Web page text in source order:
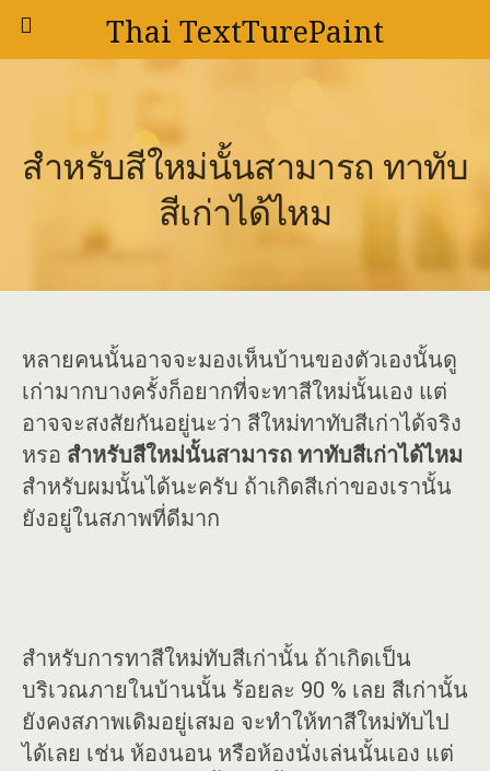
Thai TextTurePaint
สำหรับสีใหม่นั้นสามารถ ทาทับ
สีเก่าได้ไหม
หลายคนนั้นอาจจะมองเห็นบ้านของตัวเองนั้นดู
เก่ามากบางครั้งก็อยากที่จะทาสีใหม่นั้นเอง แต่
อาจจะสงสัยกันอยู่นะว่า สีใหม่ทาทับสีเก่าได้จริง
หรอ สำหรับสีใหม่นั้นสามารถ ทาทับสีเก่าได้ไหม
สำหรับผมนั้นได้นะครับ ถ้าเกิดสีเก่าของเรานั้น
ยังอยู่ในสภาพที่ดีมาก
สำหรับการทาสีใหม่ทับสีเก่านั้น ถ้าเกิดเป็น
บริเวณภายในบ้านนั้น ร้อยละ 90 % เลย สีเก่านั้น
ยังคงสภาพเดิมอยู่เสมอ จะทำให้ทาสีใหม่ทับไป
ได้เลย เช่น ห้องนอน หรือห้องนั่งเล่นนั้นเอง แต่